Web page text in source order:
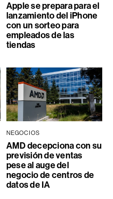
Apple se prepara para el
lanzamiento del iPhone
con un sorteo para
empleados de las
tiendas
NEGOCIOS
AMD decepciona con su
previsión de ventas
pese al auge del
negocio de centros de
datos de IA